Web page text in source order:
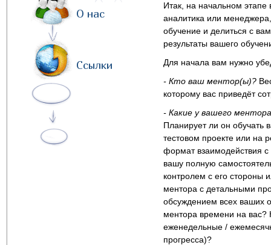
О нас
Ссылки
Итак, на начальном этапе
аналитика или
обучение и делиться с
результаты вашего
Для начала вам нужно
- Кто ваш ментор(ы)?
которому вас приведёт
- Какие у вашего
Планирует ли он обучать
тестовом проекте или на
формат взаимодействия
вашу полную
контролем с его стороны
ментора с детальными
обсуждением всех ваших
ментора времени на вас?
еженедельные /
прогресса)?